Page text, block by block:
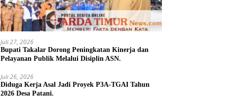
Juli 27, 2026
Bupati Takalar Dorong Peningkatan Kinerja dan
Pelayanan Publik Melalui Disiplin ASN.
Juli 26, 2026
Diduga Kerja Asal Jadi Proyek P3A-TGAI Tahun
2026 Desa Patani.